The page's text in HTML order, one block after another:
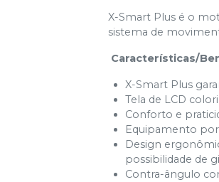
X-Smart Plus é o
sistema de
Características/
X-Smart Plus
Tela de LCD
Conforto e
Equipamento
Design
possibilidade de
Contra-ângulo